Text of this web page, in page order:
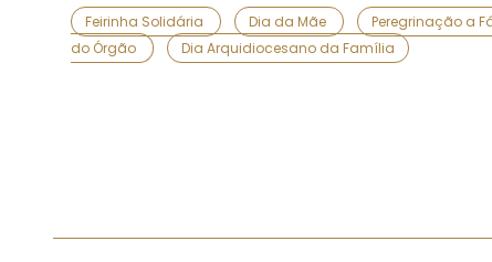
Feirinha Solidária Dia da Mãe Peregrinação a
do Órgão
Dia Arquidiocesano da Família